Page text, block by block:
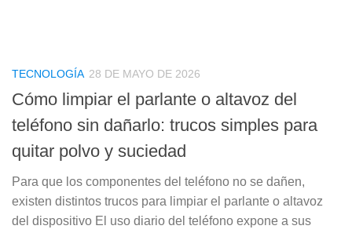
TECNOLOGÍA 28 DE MAYO DE 2026
Cómo limpiar el parlante o altavoz del
teléfono sin dañarlo: trucos simples para
quitar polvo y suciedad
Para que los componentes del teléfono no se dañen,
existen distintos trucos para limpiar el parlante o altavoz
del dispositivo El uso diario del teléfono expone a sus